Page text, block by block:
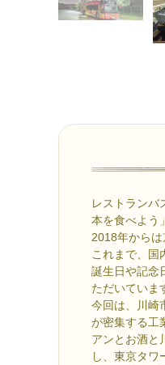
レストランバ
本を食べよう
2018年からは
これまで、国
誕生日や記念
ただいていま
今回は、川崎
が密集する工
アンとお酒と
し、東京タワ